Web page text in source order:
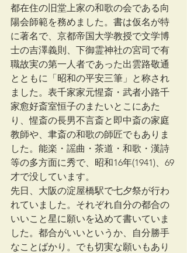
都在住の旧堂上家の和歌の会である向
陽会師範を務めました。書は仮名が特
に著名で、京都帝国大学教授で文学博
士の吉澤義則、下御霊神社の宮司で有
職故実の第一人者であった出雲路敬通
とともに「昭和の平安三筆」と称され
ました。表千家家元惺斎・武者小路千
家愈好斎室恒子のまたいとこにあた
り、惺斎の長男不言斎と即中斎の家庭
教師や、聿斎の和歌の師匠でもありま
した。能楽・謡曲・茶道・和歌・漢詩
等の多方面に秀で、昭和16年(1941)、69
才で没しています。
先日、大阪の淀屋橋駅で七夕祭が行わ
れていました。それぞれ自分の都合の
いいこと星に願いを込めて書いていま
した。都合がいいというか、自分勝手
なことばかり。でも切実な願いもあり